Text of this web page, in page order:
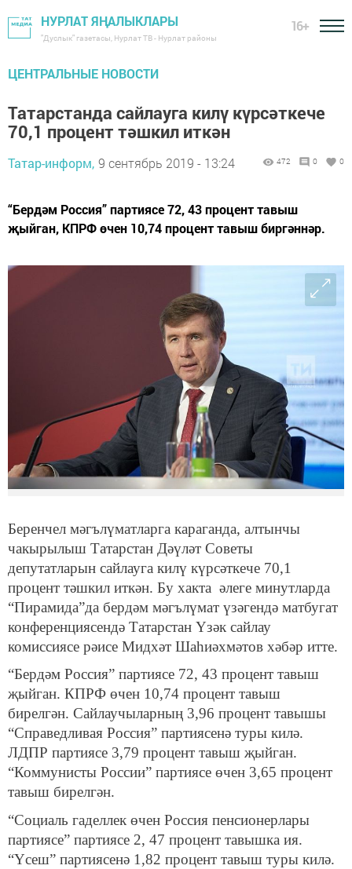
НУРЛАТ ЯҢАЛЫКЛАРЫ
"Дуслык" газетасы, Нурлат ТВ - Нурлат районы
16+
ЦЕНТРАЛЬНЫЕ НОВОСТИ
Татарстанда сайлауга килү күрсәткече
70,1 процент тәшкил иткән
Татар-информ, 9 сентябрь 2019 - 13:24 472 0 0
“Бердәм Россия” партиясе 72, 43 процент тавыш
җыйган, КПРФ өчен 10,74 процент тавыш биргәннәр.
Беренчел мәгълүматларга караганда, алтынчы
чакырылыш Татарстан Дәүләт Советы
депутатларын сайлауга килү күрсәткече 70,1
процент тәшкил иткән. Бу хакта әлеге минутларда
“Пирамида”да бердәм мәгълүмат үзәгендә матбугат
конференциясендә Татарстан Үзәк сайлау
комиссиясе рәисе Мидхәт Шаһиәхмәтов хәбәр итте.
“Бердәм Россия” партиясе 72, 43 процент тавыш
җыйган. КПРФ өчен 10,74 процент тавыш
бирелгән. Сайлаучыларның 3,96 процент тавышы
“Справедливая Россия” партиясенә туры килә.
ЛДПР партиясе 3,79 процент тавыш җыйган.
“Коммунисты России” партиясе өчен 3,65 процент
тавыш бирелгән.
“Социаль гаделлек өчен Россия пенсионерлары
партиясе” партиясе 2, 47 процент тавышка ия.
“Үсеш” партиясенә 1,82 процент тавыш туры килә.